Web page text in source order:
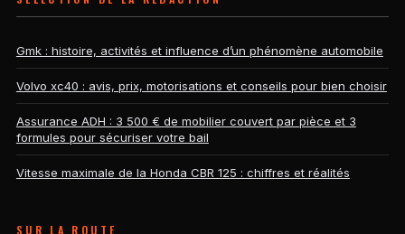
Gmk : histoire, activités et influence d’un phénomène automobile
Volvo xc40 : avis, prix, motorisations et conseils pour bien choisir
Assurance ADH : 3 500 € de mobilier couvert par pièce et 3
formules pour sécuriser votre bail
Vitesse maximale de la Honda CBR 125 : chiffres et réalités
SUR LA ROUTE